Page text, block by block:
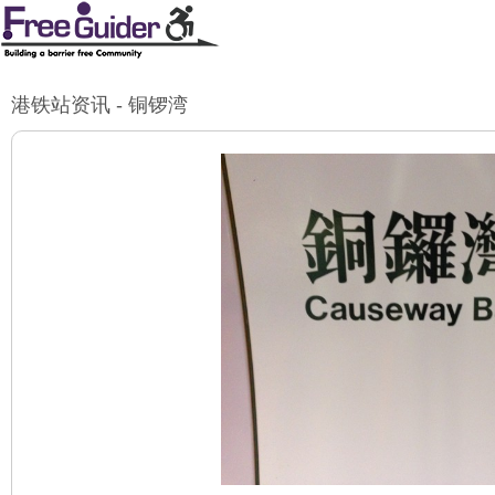
港铁站资讯 - 铜锣湾